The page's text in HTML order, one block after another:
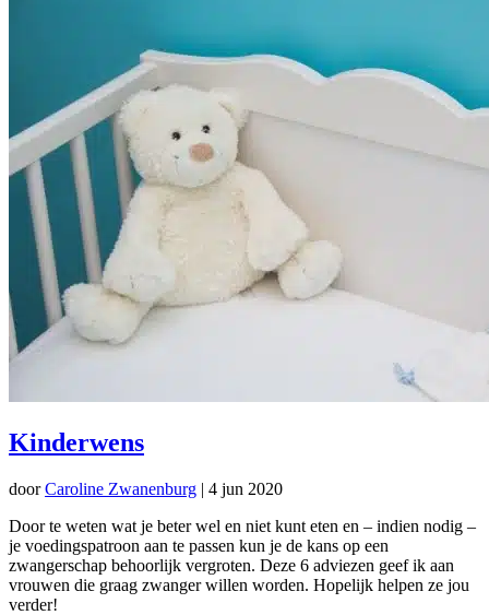
Kinderwens
doorCaroline Zwanenburg | 4 jun 2020
Door te weten wat je beter wel en niet kunt eten en – indien nodig –
je voedingspatroon aan te passen kun je de kans op een
zwangerschap behoorlijk vergroten. Deze 6 adviezen geef ik aan
vrouwen die graag zwanger willen worden. Hopelijk helpen ze jou
verder!